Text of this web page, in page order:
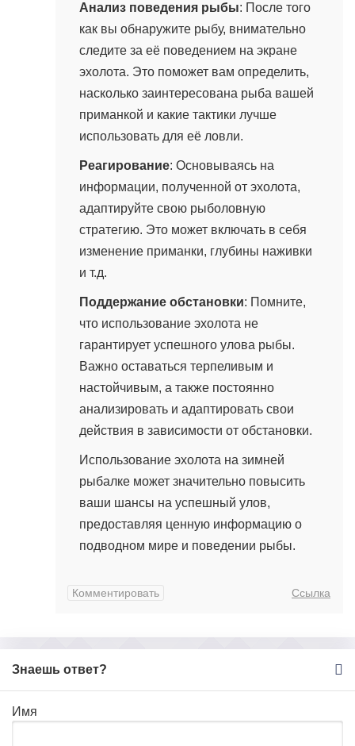
Анализ поведения рыбы: После того
как вы обнаружите рыбу, внимательно
следите за её поведением на экране
эхолота. Это поможет вам определить,
насколько заинтересована рыба вашей
приманкой и какие тактики лучше
использовать для её ловли.
Реагирование: Основываясь на
информации, полученной от эхолота,
адаптируйте свою рыболовную
стратегию. Это может включать в себя
изменение приманки, глубины наживки
и т.д.
Поддержание обстановки: Помните,
что использование эхолота не
гарантирует успешного улова рыбы.
Важно оставаться терпеливым и
настойчивым, а также постоянно
анализировать и адаптировать свои
действия в зависимости от обстановки.
Использование эхолота на зимней
рыбалке может значительно повысить
ваши шансы на успешный улов,
предоставляя ценную информацию о
подводном мире и поведении рыбы.
Комментировать Ссылка
Знаешь ответ?
Имя